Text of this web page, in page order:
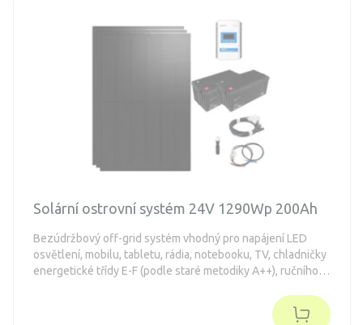
Solární ostrovní systém 24V 1290Wp 200Ah
Bezúdržbový off-grid systém vhodný pro napájení LED
osvětlení, mobilu, tabletu, rádia, notebooku, TV, chladničky
energetické třídy E-F (podle staré metodiky A++), ručního